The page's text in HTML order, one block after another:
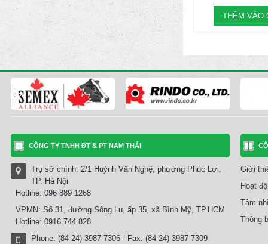
THÊM VÀO
CÔNG TY TNHH ĐT & PT NAM THÁI
Trụ sở chính: 2/1 Huỳnh Văn Nghệ, phường Phúc Lợi,
TP. Hà Nội
Hotline: 096 889 1268
VPMN: Số 31, đường Sông Lu, ấp 35, xã Bình Mỹ, TP.HCM
Hotline: 0916 744 828
Phone: (84-24) 3987 7306 - Fax: (84-24) 3987 7309
Giới
Hoạt
Tầm
Thông